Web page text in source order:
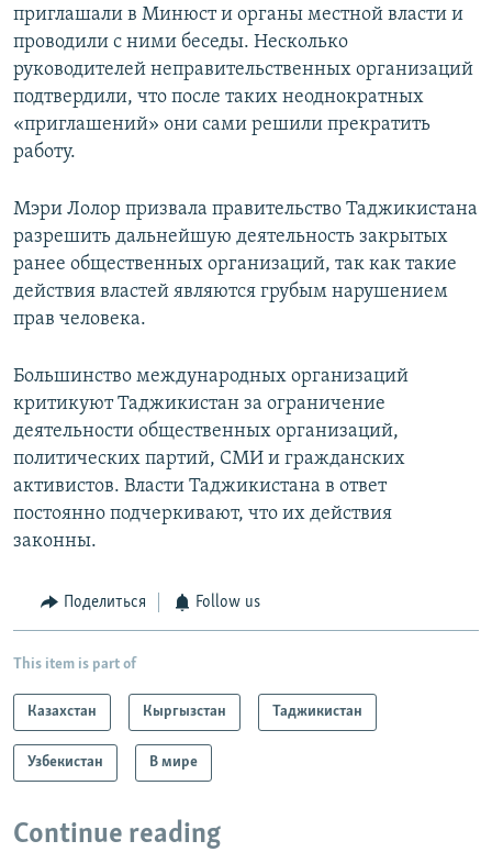
приглашали в Минюст и органы местной власти и
проводили с ними беседы. Несколько
руководителей неправительственных организаций
подтвердили, что после таких неоднократных
«приглашений» они сами решили прекратить
работу.
Мэри Лолор призвала правительство Таджикистана
разрешить дальнейшую деятельность закрытых
ранее общественных организаций, так как такие
действия властей являются грубым нарушением
прав человека.
Большинство международных организаций
критикуют Таджикистан за ограничение
деятельности общественных организаций,
политических партий, СМИ и гражданских
активистов. Власти Таджикистана в ответ
постоянно подчеркивают, что их действия
законны.
Поделиться Follow us
This item is part of
Казахстан Кыргызстан Таджикистан
Узбекистан В мире
Continue reading